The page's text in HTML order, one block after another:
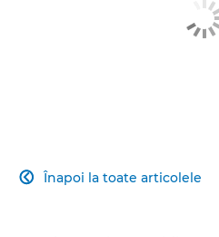
Înapoi la toate articolele
